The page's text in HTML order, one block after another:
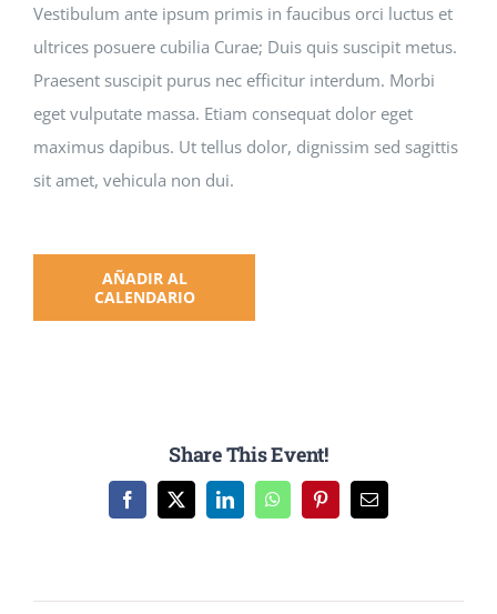
Vestibulum ante ipsum primis in faucibus orci luctus et
ultrices posuere cubilia Curae; Duis quis suscipit metus.
Praesent suscipit purus nec efficitur interdum. Morbi
eget vulputate massa. Etiam consequat dolor eget
maximus dapibus. Ut tellus dolor, dignissim sed sagittis
sit amet, vehicula non dui.
AÑADIR AL
CALENDARIO
Share This Event!
Facebook
X LinkedInWhatsAppPinterestCorreo